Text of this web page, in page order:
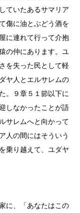
ていたあるサマリア
傷に油とぶどう酒を
に連れて行って介抱
の仲にあります。ユ
を失った民として軽
ヤ人とエルサレムの
。９章５１節以下に
しなかったことが語
サレムへと向かって
人の間にはそういう
乗り越えて、ユダヤ
に、「あなたはこの